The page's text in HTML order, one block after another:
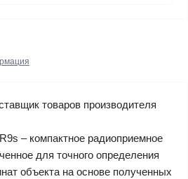
товаров производителя
– компактное радиоприемное
для точного определения
объекта на основе полученных